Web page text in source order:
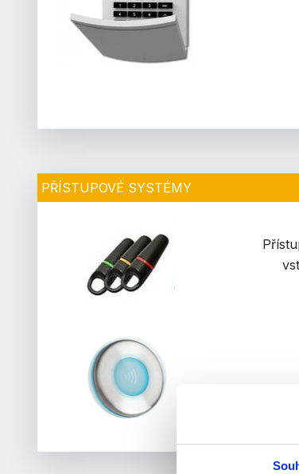
PŘÍSTUPOVÉ SYSTÉMY